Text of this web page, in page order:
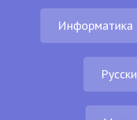
Информатика